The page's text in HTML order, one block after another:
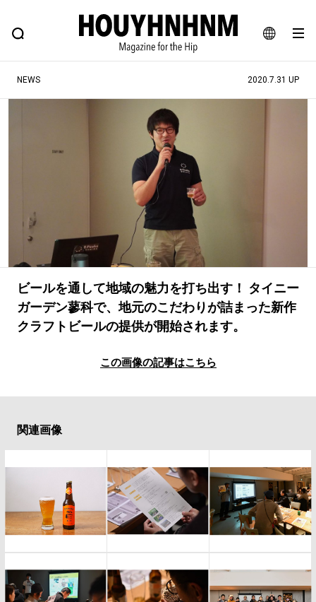
JA
EN
FEATURE BLOG SNAP
ヒップなファッション、カルチャー、ライフスタイルWEBマガジン
#SHOPPING ADDICT #憧れの逸品
#ESSENTIAL DESIGNS #古着サミット
#マイナーグッド図鑑
#MONTHLY JOURNAL
#GH 銘品の所以 #フイナムのYouTube
#Commune H #FOCUS IT #AH.H
#ととけん #FASHION #MUSIC #MOVIE
#LIFESTYLE #SNEAKER #OUTDOOR
NEWS 2020.7.31 UP
ビールを通して地域の魅力を打ち出す！ タイニー
ガーデン蓼科で、地元のこだわりが詰まった新作
クラフトビールの提供が開始されます。
この画像の記事はこちら
関連画像